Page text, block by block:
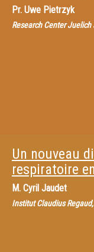
Pr. Uwe Pietrzyk
Research Center
Un nouveau
respiratoire
M. Cyril Jaudet
Institut Claudius